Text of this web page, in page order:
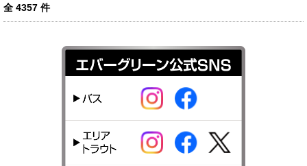
全 4357 件